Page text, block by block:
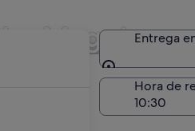
Maggiore
Entrega
Entrega
Hora de